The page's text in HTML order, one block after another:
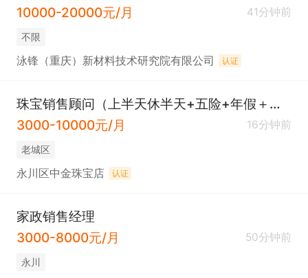
10000-20000元/月
41分钟前
不限
泳锋（重庆）新材料技术研究院有限公司 认证
珠宝销售顾问（上半天休半天+五险+年假＋各项奖励）
3000-10000元/月
16分钟前
老城区
永川区中金珠宝店 认证
家政销售经理
3000-8000元/月
50分钟前
永川